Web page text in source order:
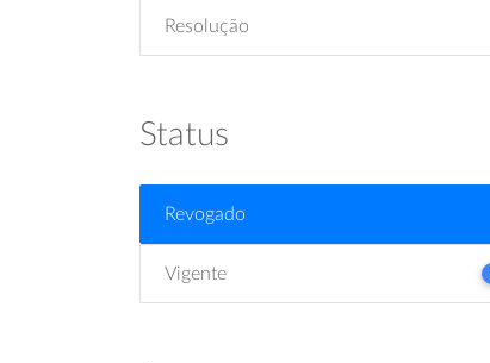
Resolução
Status
Revogado
Vigente